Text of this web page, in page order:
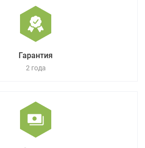
Гарантия
2 года